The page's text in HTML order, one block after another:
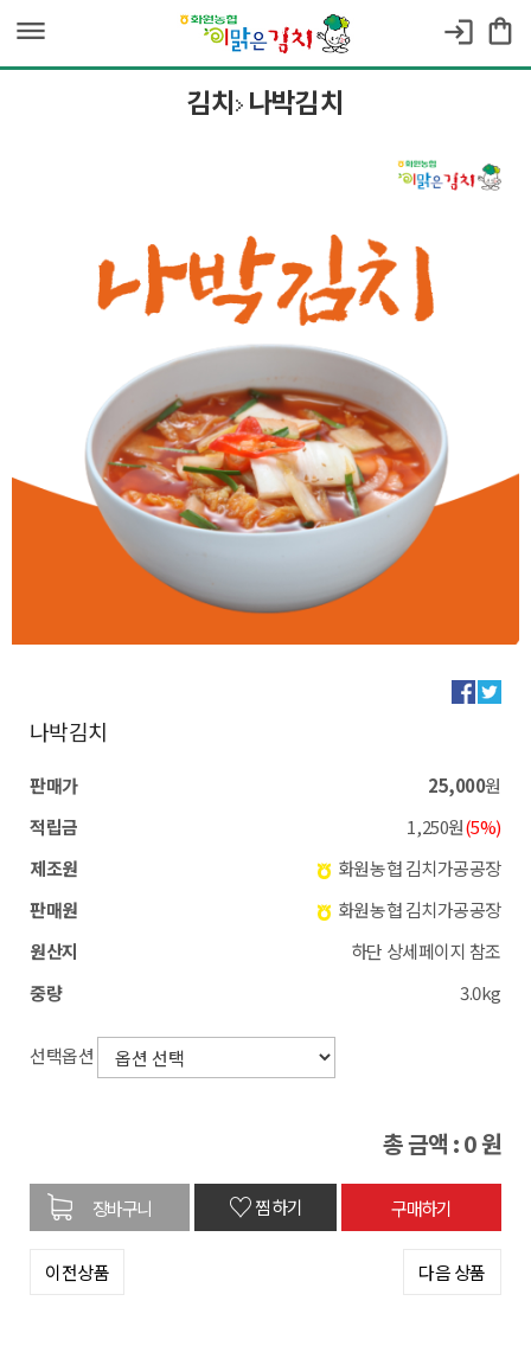
dehaze login shopping_bag
김치 나박김치
나박김치
판매가 25,000원
적립금
1,250원(5%)
제조원
화원농협 김치가공공장
판매원
화원농협 김치가공공장
원산지
하단 상세페이지 참조
중량
3.0kg
선택옵션
총 금액 :0원
♡찜하기
이전상품 다음 상품